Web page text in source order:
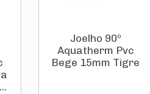
Joelho 90º
Aquatherm Pvc
Bege 15mm Tigre